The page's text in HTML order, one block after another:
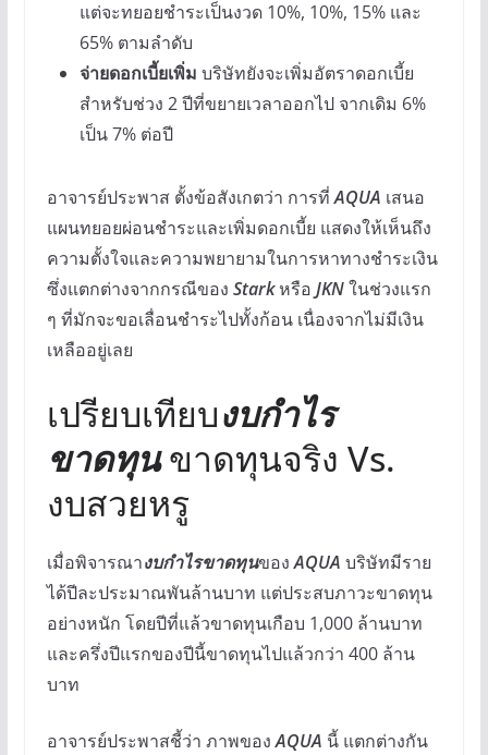
แต่จะทยอยชำระเป็นงวด 10%, 10%, 15% และ
65% ตามลำดับ
จ่ายดอกเบี้ยเพิ่ม บริษัทยังจะเพิ่มอัตราดอกเบี้ย
สำหรับช่วง 2 ปีที่ขยายเวลาออกไป จากเดิม 6%
เป็น 7% ต่อปี
อาจารย์ประพาส ตั้งข้อสังเกตว่า การที่AQUA เสนอ
แผนทยอยผ่อนชำระและเพิ่มดอกเบี้ย แสดงให้เห็นถึง
ความตั้งใจและความพยายามในการหาทางชำระเงิน
ซึ่งแตกต่างจากกรณีของ Starkหรือ JKNในช่วงแรก
ๆ ที่มักจะขอเลื่อนชำระไปทั้งก้อน เนื่องจากไม่มีเงิน
เหลืออยู่เลย
เปรียบเทียบงบกำไร
ขาดทุนขาดทุนจริง Vs.
งบสวยหรู
เมื่อพิจารณางบกำไรขาดทุนของAQUA บริษัทมีราย
ได้ปีละประมาณพันล้านบาท แต่ประสบภาวะขาดทุน
อย่างหนัก โดยปีที่แล้วขาดทุนเกือบ 1,000 ล้านบาท
และครึ่งปีแรกของปีนี้ขาดทุนไปแล้วกว่า 400 ล้าน
บาท
อาจารย์ประพาสชี้ว่า ภาพของAQUA นี้ แตกต่างกัน